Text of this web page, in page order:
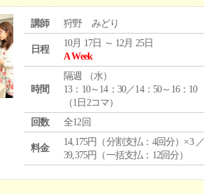
講師 狩野 みどり
日程
10月 17日 ～ 12月 25日
A Week
時間
隔週 （水）
13：10～14：30／14：50～16：10
（1日2コマ）
回数
全12回
料金
14,175円（分割支払：4回分）×3
39,375円（一括支払：12回分）